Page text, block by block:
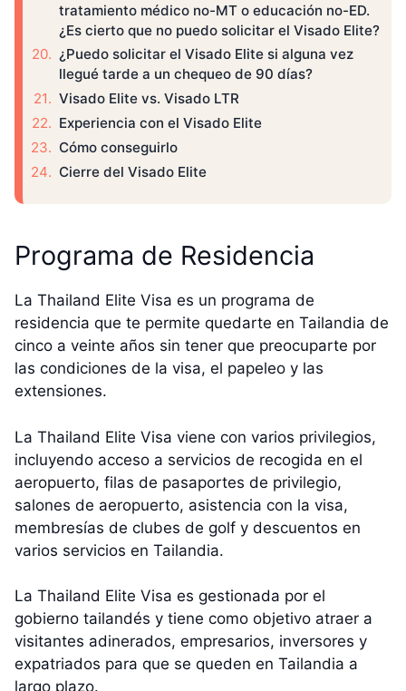
tratamiento médico no-MT o educación no-ED.
¿Es cierto que no puedo solicitar el Visado Elite?
¿Puedo solicitar el Visado Elite si alguna vez
llegué tarde a un chequeo de 90 días?
Visado Elite vs. Visado LTR
Experiencia con el Visado Elite
Cómo conseguirlo
Cierre del Visado Elite
Programa de Residencia
La Thailand Elite Visa es un programa de
residencia que te permite quedarte en Tailandia de
cinco a veinte años sin tener que preocuparte por
las condiciones de la visa, el papeleo y las
extensiones.
La Thailand Elite Visa viene con varios privilegios,
incluyendo acceso a servicios de recogida en el
aeropuerto, filas de pasaportes de privilegio,
salones de aeropuerto, asistencia con la visa,
membresías de clubes de golf y descuentos en
varios servicios en Tailandia.
La Thailand Elite Visa es gestionada por el
gobierno tailandés y tiene como objetivo atraer a
visitantes adinerados, empresarios, inversores y
expatriados para que se queden en Tailandia a
largo plazo.